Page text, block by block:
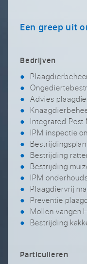
Een greep uit
Bedrijven
Advies
Integrated Pest
IPM inspectie
Bestrijding
Bestrijding
IPM
Plaagdiervrij
Preventie
Mollen vangen
Bestrijding
Particulieren